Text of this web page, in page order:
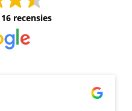
16 recensies